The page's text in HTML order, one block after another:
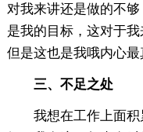
对我来讲还是做的不
是我的目标，这对于
但是这也是我哦内心最
三、不足之处
我想在工作上面积